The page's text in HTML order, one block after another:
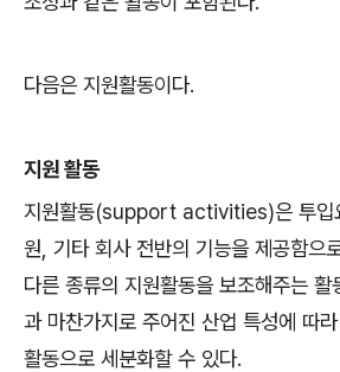
다음은 지원활동이다.
지원 활동
지원활동(support activities)은 투입
원 기타 회사 전반의 기능을 제공함으
다른 종류의 지원활동을 보조해주는 활
과 마찬가지로 주어진 산업 특성에 따
활동으로 세분화할 수 있다.